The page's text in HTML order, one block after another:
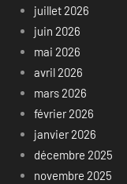
juillet 2026
juin 2026
mai 2026
avril 2026
mars 2026
février 2026
janvier 2026
décembre 2025
novembre 2025